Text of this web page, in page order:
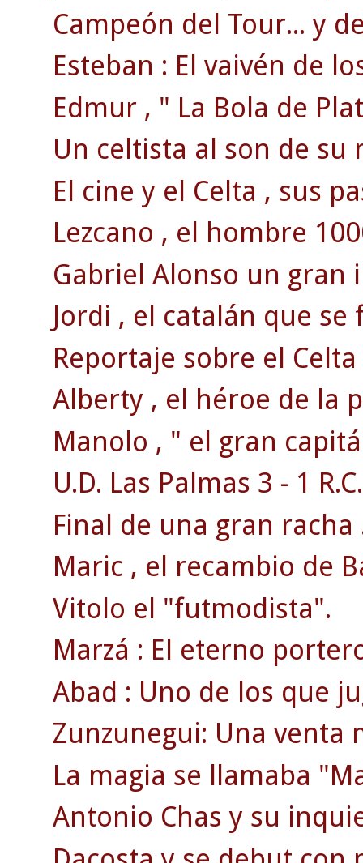
Campeón del Tour... y
Esteban : El vaivén de
Edmur , " La Bola de
Un celtista al son de su
El cine y el Celta , sus
Lezcano , el hombre
Gabriel Alonso un gran
Jordi , el catalán que se
Reportaje sobre el
Alberty , el héroe de la
Manolo , " el gran
U.D. Las Palmas 3 - 1
Final de una gran racha
Maric , el recambio de
Vitolo el "futmodista".
Marzá : El eterno
Abad : Uno de los que
Zunzunegui: Una venta
La magia se llamaba
Antonio Chas y su